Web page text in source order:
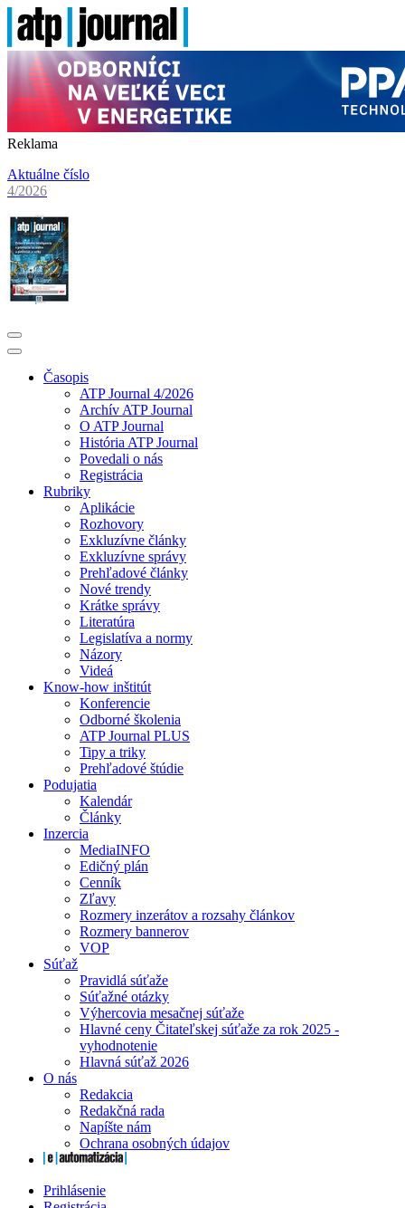
Reklama
Aktuálne číslo
4/2026
Časopis
ATP Journal 4/2026
Archív ATP Journal
O ATP Journal
História ATP Journal
Povedali o nás
Registrácia
Rubriky
Aplikácie
Rozhovory
Exkluzívne články
Exkluzívne správy
Prehľadové články
Nové trendy
Krátke správy
Literatúra
Legislatíva a normy
Názory
Videá
Know-how inštitút
Konferencie
Odborné školenia
ATP Journal PLUS
Tipy a triky
Prehľadové štúdie
Podujatia
Kalendár
Články
Inzercia
MediaINFO
Edičný plán
Cenník
Zľavy
Rozmery inzerátov a rozsahy článkov
Rozmery bannerov
VOP
Súťaž
Pravidlá súťaže
Súťažné otázky
Výhercovia mesačnej súťaže
Hlavné ceny Čitateľskej súťaže za rok 2025 -
vyhodnotenie
Hlavná súťaž 2026
O nás
Redakcia
Redakčná rada
Napíšte nám
Ochrana osobných údajov
Prihlásenie